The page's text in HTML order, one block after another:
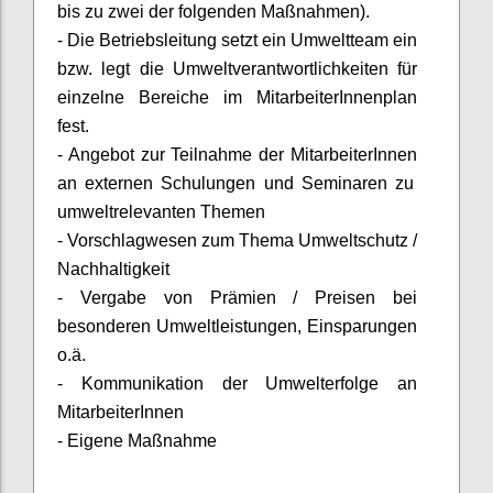
bis zu zwei der folgenden Maßnahmen).
- Die Betriebsleitung setzt ein Umweltteam ein
bzw. legt die Umweltverantwortlichkeiten für
einzelne Bereiche im
MitarbeiterInnenplan
fest.
- Angebot zur Teilnahme der MitarbeiterInnen
an externen Schulungen und Seminaren zu
umweltrelevanten Themen
- Vorschlagwesen zum Thema Umweltschutz /
Nachhaltigkeit
- Vergabe von Prämien / Preisen bei
besonderen Umweltleistungen, Einsparungen
o.ä.
- Kommunikation der Umwelterfolge an
MitarbeiterInnen
- Eigene Maßnahme